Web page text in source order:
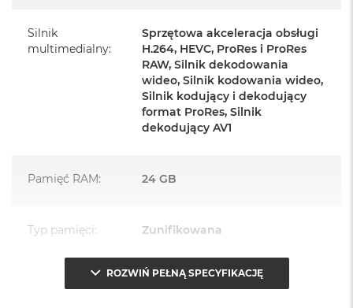
Przewód zasilający (2 m)
Przewód USB‑C do ładowania
siedmiu wspaniałych kolorach desktop all‑in‑one będzie
TURBODOPALANY CZIPEM M4– Z czipem Apple M4
Silnik
multimedialny:
Sprzętowa akceleracja obsługi
H.264, HEVC, ProRes i ProRes
RAW, Silnik dekodowania
wideo, Silnik kodowania wideo,
Silnik kodujący i dekodujący
format ProRes, Silnik
dekodujący AV1
Pamięć RAM: 24 GB
Typ pamięci: Zunifikowana
Przepustowość
120 GB/s
ROZWIŃ PEŁNĄ SPECYFIKACJĘ